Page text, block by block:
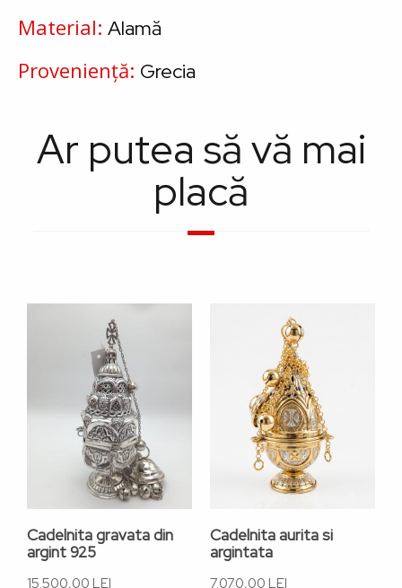
Material Alamă
Proveniență Grecia
Ar putea să vă mai
placă
Cadelnita gravata din
argint 925
15.500,00 LEI
Cadelnita aurita si
argintata
7.070,00 LEI